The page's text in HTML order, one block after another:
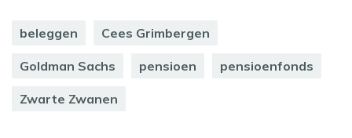
beleggen Cees Grimbergen
Goldman Sachs pensioen pensioenfonds
Zwarte Zwanen